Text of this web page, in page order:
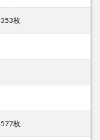
353枚
577枚